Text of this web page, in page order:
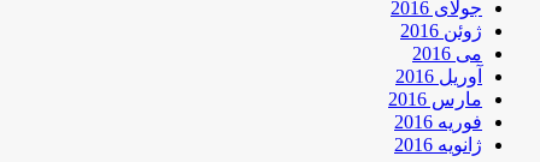
جولای 2016
ژوئن 2016
می 2016
آوریل 2016
مارس 2016
فوریه 2016
ژانویه 2016